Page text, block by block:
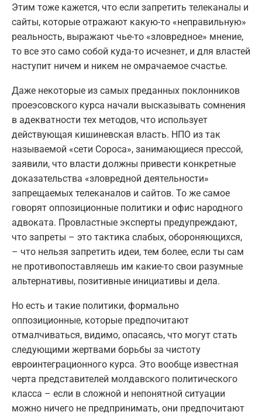
Этим тоже кажется, что если запретить телеканалы и
сайты, которые отражают какую-то «неправильную»
реальность, выражают чье-то «зловредное» мнение,
то все это само собой куда-то исчезнет, и для властей
наступит ничем и никем не омрачаемое счастье.
Даже некоторые из самых преданных поклонников
проеэсовского курса начали высказывать сомнения
в адекватности тех методов, что использует
действующая кишиневская власть. НПО из так
называемой «сети Сороса», занимающиеся прессой,
заявили, что власти должны привести конкретные
доказательства «зловредной деятельности»
запрещаемых телеканалов и сайтов. То же самое
говорят оппозиционные политики и офис народного
адвоката. Провластные эксперты предупреждают,
что запреты – это тактика слабых, обороняющихся,
– что нельзя запретить идеи, тем более, если ты сам
не противопоставляешь им какие-то свои разумные
альтернативы, позитивные инициативы и дела.
Но есть и такие политики, формально
оппозиционные, которые предпочитают
отмалчиваться, видимо, опасаясь, что могут стать
следующими жертвами борьбы за чистоту
евроинтеграционного курса. Это вообще известная
черта представителей молдавского политического
класса – если в сложной и непонятной ситуации
можно ничего не предпринимать, они предпочитают